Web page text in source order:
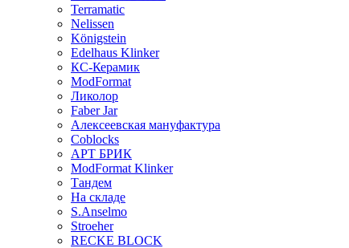
Terramatic
Nelissen
Königstein
Edelhaus Klinker
КС-Керамик
ModFormat
Ликолор
Faber Jar
Алексеевская мануфактура
Coblocks
АРТ БРИК
ModFormat Klinker
Тандем
На складе
S.Anselmo
Stroeher
RECKE BLOCK